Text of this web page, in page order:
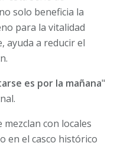
solo beneficia la
para la vitalidad
ayuda a reducir el
es por la mañana"
con locales
en el casco histórico